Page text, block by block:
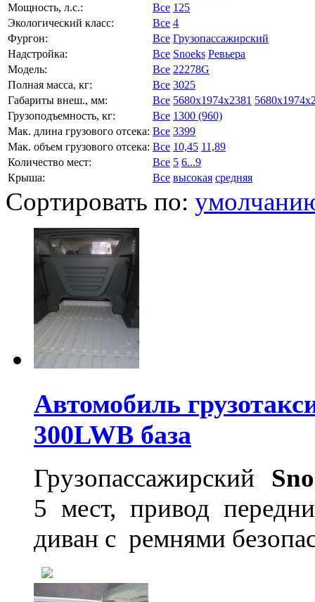
Мощность, л.с.:
Все 125
Экологический класс:
Все 4
Фургон:
Все Грузопассажирский
Надстройка:
Все Snoeks Ревьера
Модель:
Все 22278G
Полная масса, кг:
Все 3025
Габариты внеш., мм:
Все 5680x1974x2381
Грузоподъемность, кг:
Все 1300 (960)
Мак. длина грузового отсека: Все 3399
Мак. объем грузового отсека: Все 10,45 11,89
Количество мест:
Все 5 6...9
Крыша:
Все высокая средняя
Сортировать по:
Автомобиль
300LWB база
Грузопассажирский
5 мест, привод
диван с ремнями